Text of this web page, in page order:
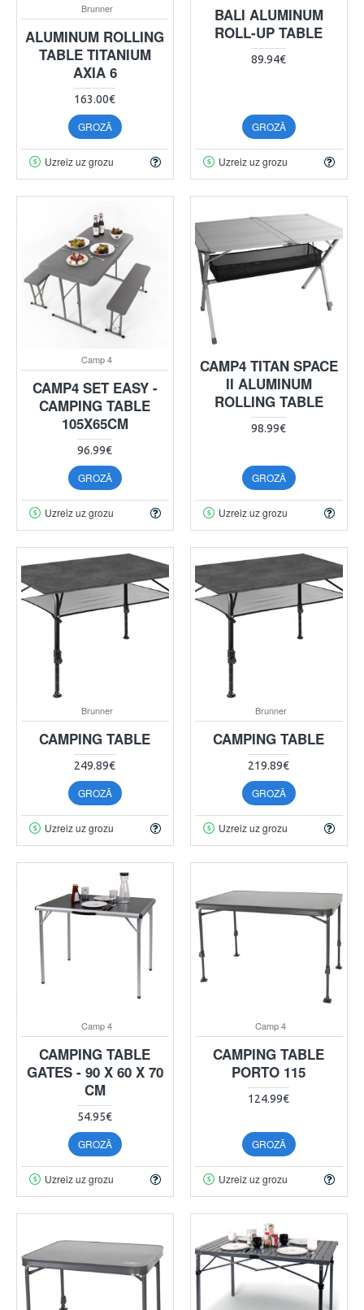
Brunner
ALUMINUM ROLLING
TABLE TITANIUM
AXIA 6
163.00€
GROZĀ
Uzreiz uz grozu
BALI ALUMINUM
ROLL-UP TABLE
89.94€
GROZĀ
Uzreiz uz grozu
Camp 4
CAMP4 SET EASY -
CAMPING TABLE
105X65CM
96.99€
GROZĀ
Uzreiz uz grozu
CAMP4 TITAN SPACE
II ALUMINUM
ROLLING TABLE
98.99€
GROZĀ
Uzreiz uz grozu
Brunner
CAMPING TABLE
249.89€
GROZĀ
Uzreiz uz grozu
Brunner
CAMPING TABLE
219.89€
GROZĀ
Uzreiz uz grozu
Camp 4
CAMPING TABLE
GATES - 90 X 60 X 70
CM
54.95€
GROZĀ
Uzreiz uz grozu
Camp 4
CAMPING TABLE
PORTO 115
124.99€
GROZĀ
Uzreiz uz grozu